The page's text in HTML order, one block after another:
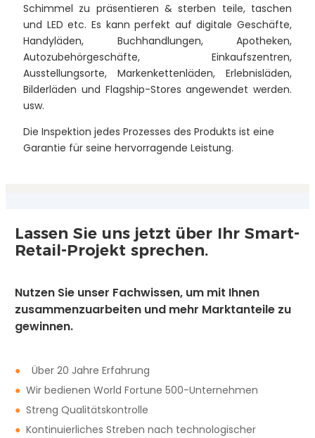
Schimmel zu präsentieren & sterben teile, taschen
und LED etc. Es kann perfekt auf digitale Geschäfte,
Handyläden, Buchhandlungen, Apotheken,
Autozubehörgeschäfte, Einkaufszentren,
Ausstellungsorte, Markenkettenläden, Erlebnisläden,
Bilderläden und Flagship-Stores angewendet werden.
usw.
Die Inspektion jedes Prozesses des Produkts ist eine
Garantie für seine hervorragende Leistung.
Lassen Sie uns jetzt über Ihr Smart-
Retail-Projekt sprechen.
Nutzen Sie unser Fachwissen, um mit Ihnen
zusammenzuarbeiten und mehr Marktanteile zu
gewinnen.
●
Über 20 Jahre Erfahrung
●Wir bedienen World Fortune 500-Unternehmen
●Streng Qualitätskontrolle
●Kontinuierliches Streben nach technologischer